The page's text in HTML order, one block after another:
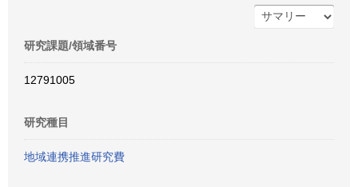
研究課題/領域番号
12791005
研究種目
地域連携推進研究費